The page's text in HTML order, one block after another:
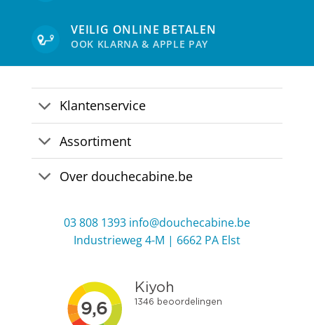
VEILIG ONLINE BETALEN
OOK KLARNA & APPLE PAY
Klantenservice
Assortiment
Over douchecabine.be
03 808 1393 info@douchecabine.be
Industrieweg 4-M | 6662 PA Elst